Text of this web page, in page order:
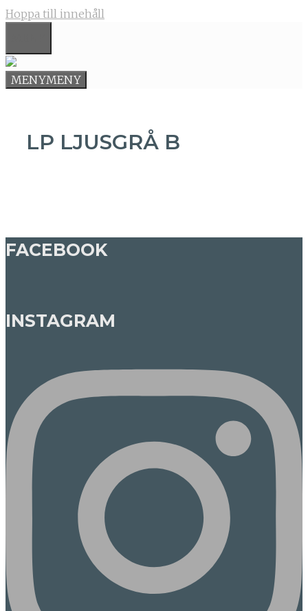
Hoppa till innehåll
MENYMENY
LP LJUSGRÅ B
FACEBOOK
INSTAGRAM